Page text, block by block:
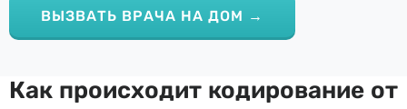
ВЫЗВАТЬ ВРАЧА НА ДОМ →
Как происходит кодирование от